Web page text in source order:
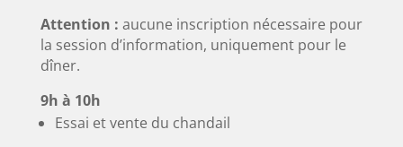
Attention : aucune inscription nécessaire pour
la session d’information, uniquement pour le
dîner.
9h à 10h ​
Essai et vente du chandail